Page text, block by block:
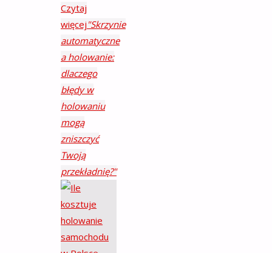
Czytaj
więcej "Skrzynie
automatyczne
a holowanie:
dlaczego
błędy w
holowaniu
mogą
zniszczyć
Twoją
przekładnię?"